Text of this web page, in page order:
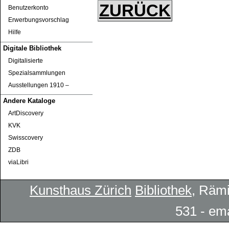
Benutzerkonto
Erwerbungsvorschlag
Hilfe
Digitale Bibliothek
Digitalisierte
Spezialsammlungen
Ausstellungen 1910 ‒
Andere Kataloge
ArtDiscovery
KVK
Swisscovery
ZDB
viaLibri
ZURÜCK
Kunsthaus Zürich Bibliothek,
531 -